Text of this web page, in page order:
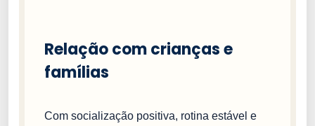
Relação com crianças e
famílias
Com socialização positiva, rotina estável e